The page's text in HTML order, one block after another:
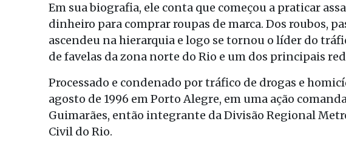
Em sua biografia, ele conta que começou a praticar
dinheiro para comprar roupas de marca. Dos roubos,
ascendeu na hierarquia e logo se tornou o líder do
de favelas da zona norte do Rio e um dos principais
Processado e condenado por tráfico de drogas e
agosto de 1996 em Porto Alegre, em uma ação
Guimarães, então integrante da Divisão Regional
Civil do Rio.